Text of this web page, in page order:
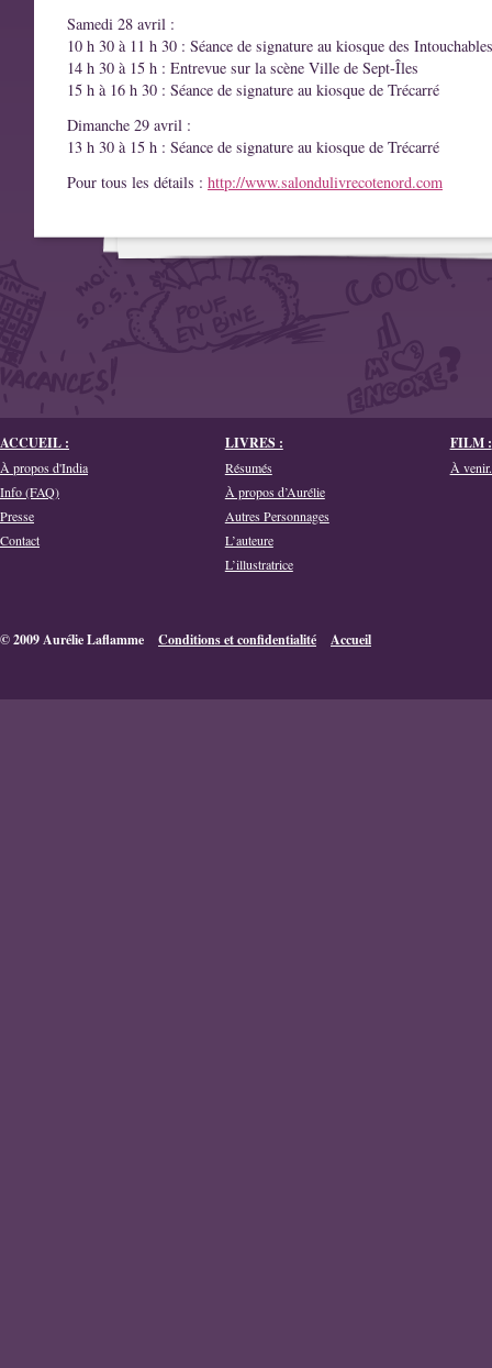
Samedi 28 avril :
10 h 30 à 11 h 30 : Séance de signature au kiosque des Intouchables
14 h 30 à 15 h : Entrevue sur la scène Ville de Sept-Îles
15 h à 16 h 30 : Séance de signature au kiosque de Trécarré
Dimanche 29 avril :
13 h 30 à 15 h : Séance de signature au kiosque de Trécarré
Pour tous les détails : http://www.salondulivrecotenord.com
ACCUEIL :
À propos d'India
Info (FAQ)
Presse
Contact
LIVRES :
Résumés
À propos d’Aurélie
Autres Personnages
L’auteure
L’illustratrice
FILM :
À
© 2009 Aurélie Laflamme Conditions et confidentialité Accueil